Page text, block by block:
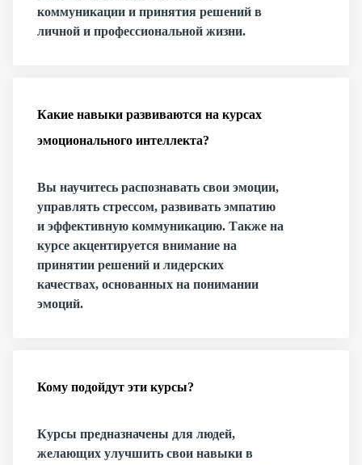
коммуникации и принятия решений в
личной и профессиональной жизни.
Какие навыки развиваются на курсах
эмоционального интеллекта?
Вы научитесь распознавать свои эмоции,
управлять стрессом, развивать эмпатию
и эффективную коммуникацию. Также на
курсе акцентируется внимание на
принятии решений и лидерских
качествах, основанных на понимании
эмоций.
Кому подойдут эти курсы?
Курсы предназначены для людей,
желающих улучшить свои навыки в